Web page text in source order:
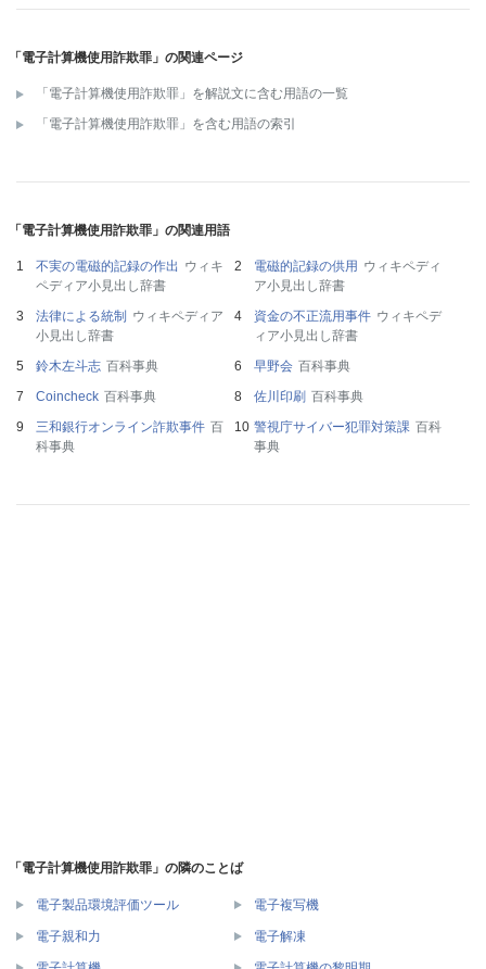
「電子計算機使用詐欺罪」の関連ページ
「電子計算機使用詐欺罪」を解説文に含む用語の一覧
「電子計算機使用詐欺罪」を含む用語の索引
「電子計算機使用詐欺罪」の関連用語
不実の電磁的記録の作出 ウィキ
ペディア小見出し辞書
電磁的記録の供用 ウィキペディ
ア小見出し辞書
法律による統制
ウィキペディア
小見出し辞書
資金の不正流用事件 ウィキペデ
ィア小見出し辞書
鈴木左斗志 百科事典 早野会 百科事典
Coincheck 百科事典 佐川印刷 百科事典
三和銀行オンライン詐欺事件 百
科事典
警視庁サイバー犯罪対策課 百科
事典
「電子計算機使用詐欺罪」の隣のことば
電子製品環境評価ツール 電子複写機
電子親和力 電子解凍